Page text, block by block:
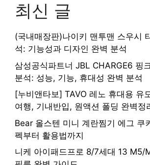
최신 글
(국내매장판)나이키 맨투맨 스우시
석: 기능성과 디자인 완벽 분석
삼성공식파트너 JBL CHARGE6 핑
분석: 성능, 기능, 휴대성 완벽 분석
[누비앤타보] TAVO 레노 휴대용 유
여행, 기내반입, 원액션 폴딩 완벽정
Bear 올스텐 미니 계란찜기 에그 쿠
펙부터 활용법까지
니케 아이패드프로 8/7세대 13 M5/